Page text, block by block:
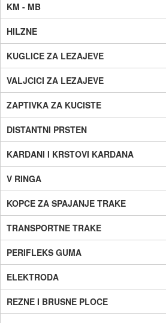
KM - MB
HILZNE
KUGLICE ZA LEZAJEVE
VALJCICI ZA LEZAJEVE
ZAPTIVKA ZA KUCISTE
DISTANTNI PRSTEN
KARDANI I KRSTOVI KARDANA
V RINGA
KOPCE ZA SPAJANJE TRAKE
TRANSPORTNE TRAKE
PERIFLEKS GUMA
ELEKTRODA
REZNE I BRUSNE PLOCE